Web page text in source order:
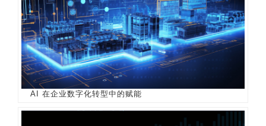
AI 在企业数字化转型中的赋能